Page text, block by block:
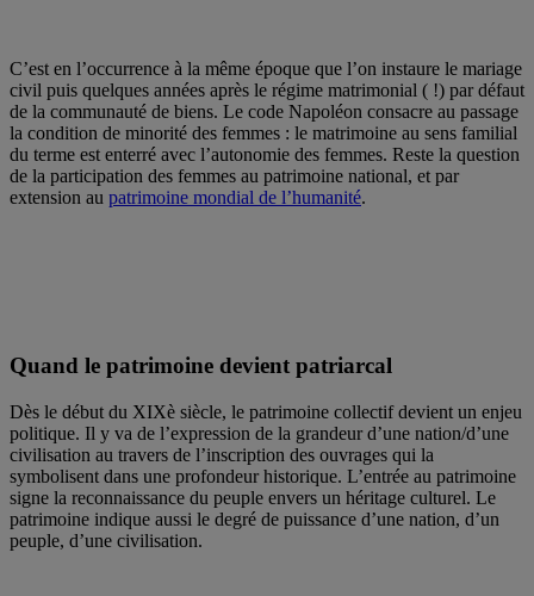
C’est en l’occurrence à la même époque que l’on instaure le mariage
civil puis quelques années après le régime matrimonial ( !) par défaut
de la communauté de biens. Le code Napoléon consacre au passage
la condition de minorité des femmes : le matrimoine au sens familial
du terme est enterré avec l’autonomie des femmes. Reste la question
de la participation des femmes au patrimoine national, et par
extension au patrimoine mondial de l’humanité.
Quand le patrimoine devient patriarcal
Dès le début du XIXè siècle, le patrimoine collectif devient un enjeu
politique. Il y va de l’expression de la grandeur d’une nation/d’une
civilisation au travers de l’inscription des ouvrages qui la
symbolisent dans une profondeur historique. L’entrée au patrimoine
signe la reconnaissance du peuple envers un héritage culturel. Le
patrimoine indique aussi le degré de puissance d’une nation, d’un
peuple, d’une civilisation.